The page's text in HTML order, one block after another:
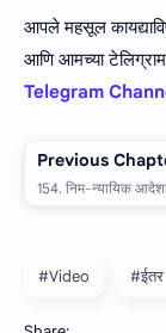
आपले महसूल
आणि आमच्या
Telegram
#Video #ईतर